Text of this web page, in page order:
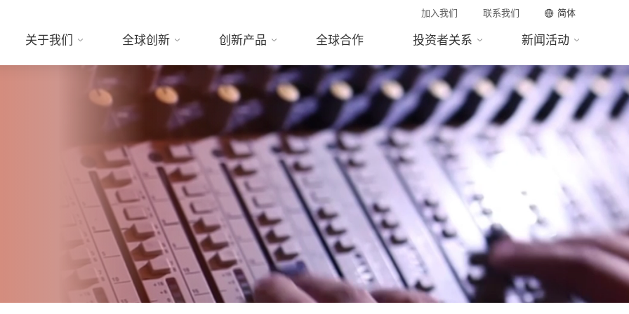
加入我们 联系我们 简体
关于我们 全球创新 创新产品 全球合作 投资者关系 新闻活动